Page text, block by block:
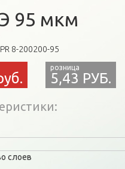
95 мкм
PR 8-200200-95
5,43 РУБ.
слоев